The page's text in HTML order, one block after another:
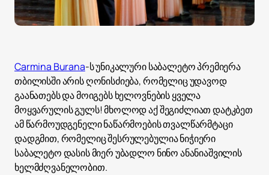
Carmina Burana-ს უნიკალური საბალეტო პრემიერა
თბილისში არის ღონისძიება, რომელიც უდავოდ
გაანათებს და მოიგებს ხელოვნების ყველა
მოყვარულის გულს! მხოლოდ აქ შეგიძლიათ დატკბეთ
ამ წარმოუდგენელი ნაწარმოების თვალწარმტაცი
დადგმით, რომელიც შესრულებულია ნიჭიერი
საბალეტო დასის მიერ უბადლო ნინო ანანიაშვილის
ხელმძღვანელობით.